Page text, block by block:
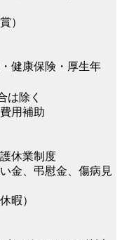
）
健康保険・厚生年
は除く
用補助
休業制度
金、弔慰金、傷病見
暇）